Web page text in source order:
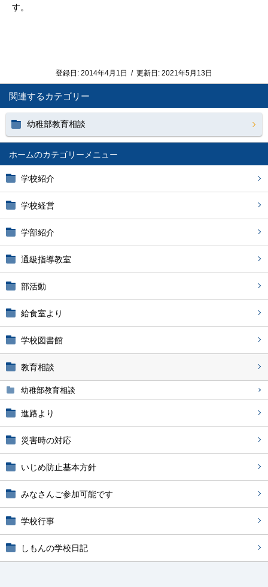
ホーム
学校紹介
学校経営
学部紹介
通級指導教室
部活動
給食室より
学校図書館
教育相談
幼稚部教育相談
進路より
災害時の対応
いじめ防止基本方針
みなさんご参加可能です
学校行事
しもんの学校日記
す。
登録日: 2014年4月1日 / 更新日: 2021年5月13日
関連するカテゴリー
幼稚部教育相談